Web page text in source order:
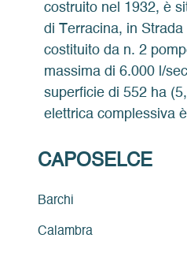
costruito nel 1932, è
di Terracina, in
costituito da n. 2
massima di 6.000 l/
superficie di 552 ha
elettrica complessiva
CAPOSELCE
Barchi
Calambra